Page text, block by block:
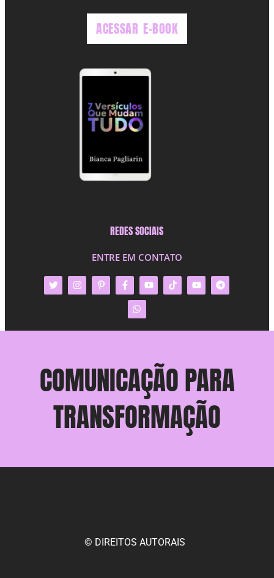
ACESSAR E-BOOK
REDES SOCIAIS
ENTRE EM CONTATO
COMUNICAÇÃO PARA
TRANSFORMAÇÃO
© DIREITOS AUTORAIS